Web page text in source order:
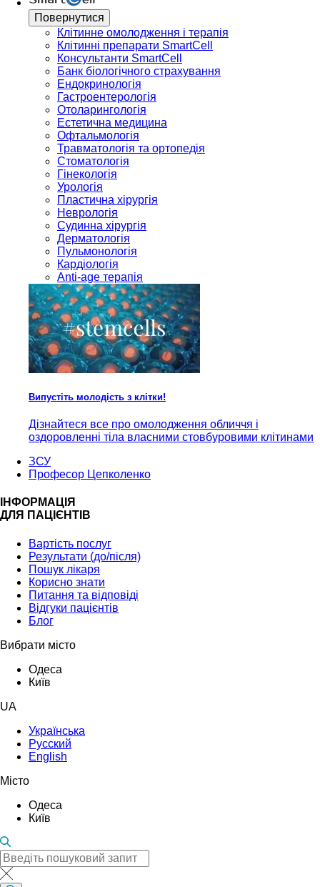
Повернутися
Клітинне омолодження і терапія
Клітинні препарати SmartCell
Консультанти SmartCell
Банк бiологiчного страхування
Ендокринологія
Гастроентерологія
Отоларингологія
Естетична медицина
Офтальмологія
Травматологія та ортопедія
Стоматологія
Гінекологія
Урологія
Пластична хірургія
Неврологія
Судинна хірургія
Дерматологія
Пульмонологія
Кардiологія
Anti-age терапія
Випустіть молодість з клітки!
Дізнайтеся все про омолодження обличчя і
оздоровленні тіла власними стовбуровими клітинами
ЗСУ
Професор Цепколенко
ІНФОРМАЦІЯ
ДЛЯ ПАЦІЄНТІВ
Вартість послуг
Результати (до/після)
Пошук лікаря
Корисно знати
Питання та відповіді
Відгуки пацієнтів
Блог
Вибрати місто
Одеса
Київ
UA
Українська
Русский
English
Місто
Одеса
Київ